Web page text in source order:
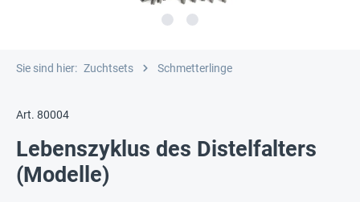
Sie sind hier: Zuchtsets Schmetterlinge
Art. 80004
Lebenszyklus des Distelfalters
(Modelle)